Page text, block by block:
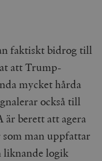
faktiskt bidrog till
att Trump-
mycket hårda
också till
berett att agera
man uppfattar
liknande logik